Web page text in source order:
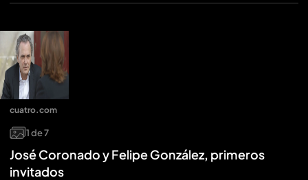
1de7
José Coronado y Felipe González, primeros
invitados
cuatro.com